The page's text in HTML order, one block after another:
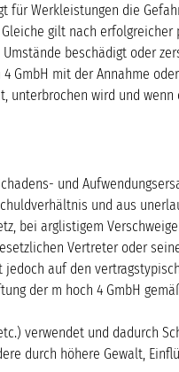
Werkleistungen die
gilt nach
beschädigt oder
mit der Annahme
unterbrochen wird und
und
und aus
bei arglistigem
Vertreter oder
auf den
der m hoch 4 GmbH
verwendet und dadurch
durch höhere Gewalt,